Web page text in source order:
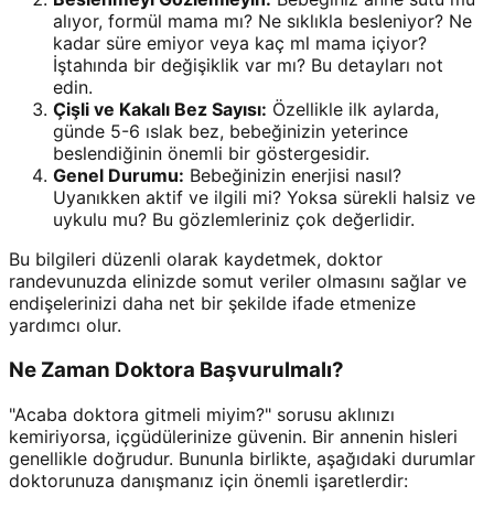
alıyor, formül mama mı? Ne sıklıkla besleniyor? Ne
kadar süre emiyor veya kaç ml mama içiyor?
İştahında bir değişiklik var mı? Bu detayları not
edin.
Çişli ve Kakalı Bez Sayısı: Özellikle ilk aylarda,
günde 5-6 ıslak bez, bebeğinizin yeterince
beslendiğinin önemli bir göstergesidir.
Genel Durumu: Bebeğinizin enerjisi nasıl?
Uyanıkken aktif ve ilgili mi? Yoksa sürekli halsiz ve
uykulu mu? Bu gözlemleriniz çok değerlidir.
Bu bilgileri düzenli olarak kaydetmek, doktor
randevunuzda elinizde somut veriler olmasını sağlar ve
endişelerinizi daha net bir şekilde ifade etmenize
yardımcı olur.
Ne Zaman Doktora Başvurulmalı?
"Acaba doktora gitmeli miyim?" sorusu aklınızı
kemiriyorsa, içgüdülerinize güvenin. Bir annenin hisleri
genellikle doğrudur. Bununla birlikte, aşağıdaki durumlar
doktorunuza danışmanız için önemli işaretlerdir: